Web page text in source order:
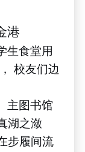
港
生食堂用
校友们边
主图书馆
湖之潋
步履间流